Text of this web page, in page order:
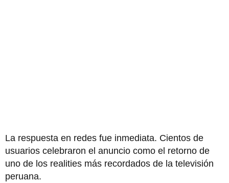
La respuesta en redes fue inmediata. Cientos de
usuarios celebraron el anuncio como el retorno de
uno de los realities más recordados de la televisión
peruana.